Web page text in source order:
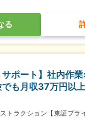
る
サポート】社内作
も月収37万円以
トラクション【東証プラ